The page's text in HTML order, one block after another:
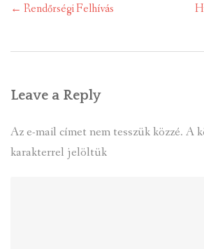
Post
← Rendőrségi Felhívás
Leave a Reply
Az e-mail címet nem tesszük közzé. A
karakterrel jelöltük